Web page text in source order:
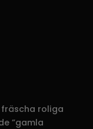
fräscha roliga
”gamla